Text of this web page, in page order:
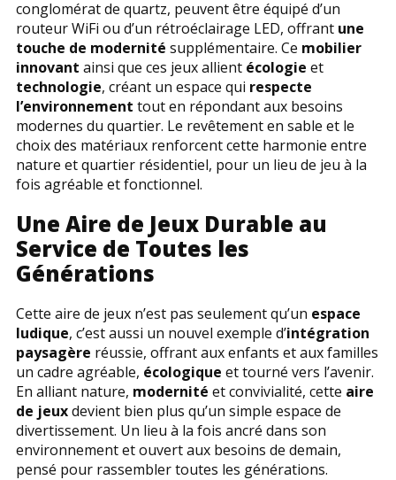
conglomérat de quartz, peuvent être équipé d’un
routeur WiFi ou d’un rétroéclairage LED, offrant une
touche de modernité supplémentaire. Ce mobilier
innovant ainsi que ces jeux allient écologie et
technologie, créant un espace qui respecte
l’environnement tout en répondant aux besoins
modernes du quartier. Le revêtement en sable et le
choix des matériaux renforcent cette harmonie entre
nature et quartier résidentiel, pour un lieu de jeu à la
fois agréable et fonctionnel.
Une Aire de Jeux Durable au
Service de Toutes les
Générations
Cette aire de jeux n’est pas seulement qu’un espace
ludique, c’est aussi un nouvel exemple d’intégration
paysagère réussie, offrant aux enfants et aux familles
un cadre agréable, écologique et tourné vers l’avenir.
En alliant nature, modernité et convivialité, cette aire
de jeuxdevient bien plus qu’un simple espace de
divertissement. Un lieu à la fois ancré dans son
environnement et ouvert aux besoins de demain,
pensé pour rassembler toutes les générations.